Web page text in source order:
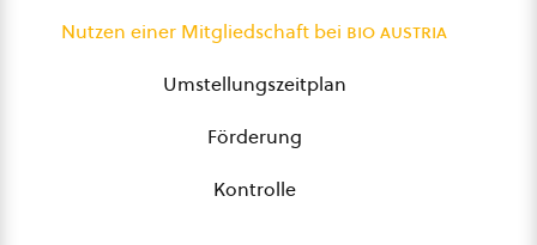
Nutzen einer Mitgliedschaft bei bio austria
Umstellungszeitplan
Förderung
Kontrolle